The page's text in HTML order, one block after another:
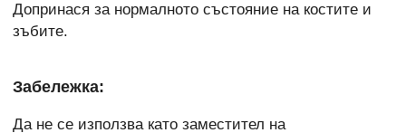
Допринася за нормалното състояние на костите и
зъбите.
Забележка:
Да не се използва като заместител на